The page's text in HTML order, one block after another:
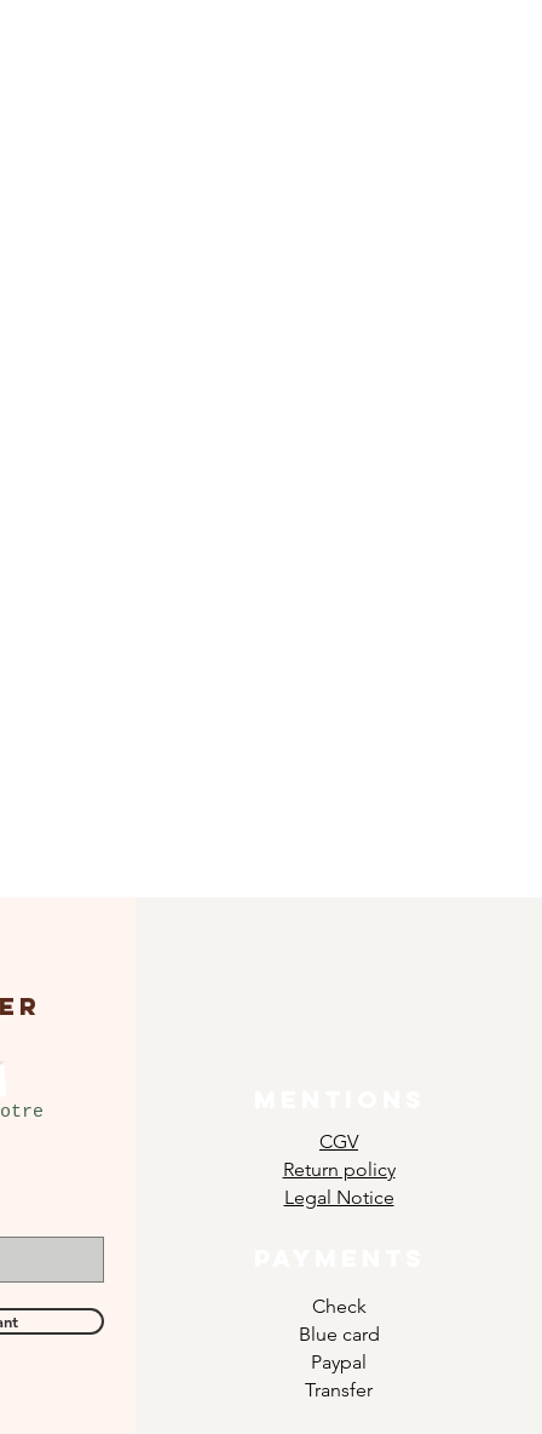
CGV
Return policy
Legal Notice
Check
Blue card
Paypal
Transfer